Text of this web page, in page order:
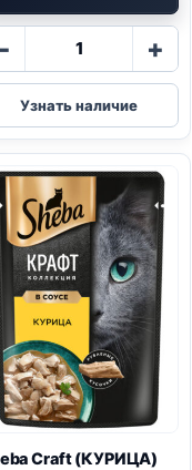
Количество
Sheba
(ЛОСОСЬ)
паштет
желе
75г
+
Узнать наличие
Craft (КУРИЦА)